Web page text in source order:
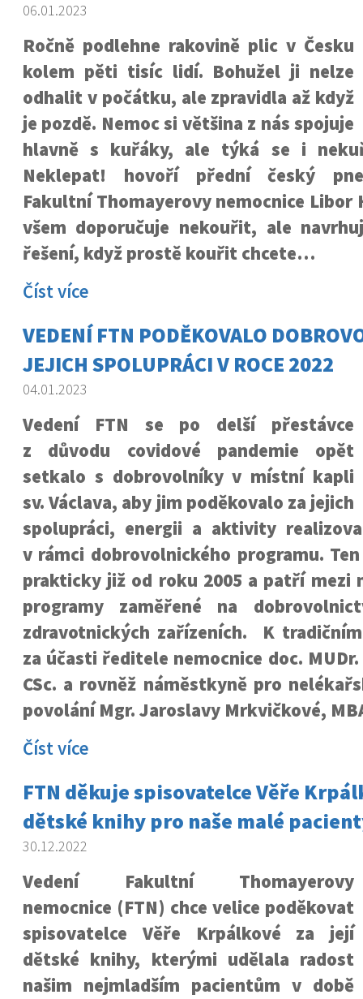
06.01.2023
Ročně podlehne rakovině plic v Česku
kolem pěti tisíc lidí. Bohužel ji nelze
odhalit v počátku, ale zpravidla až když
je pozdě. Nemoc si většina z nás spojuje
hlavně s kuřáky, ale týká se i
Neklepat! hovoří přední český
Fakultní Thomayerovy nemocnice Libor
všem doporučuje nekouřit, ale
řešení, když prostě kouřit chcete…
Číst více
VEDENÍ FTN PODĚKOVALO
JEJICH SPOLUPRÁCI V ROCE 2022
04.01.2023
Vedení FTN se po delší přestávce
z důvodu covidové pandemie opět
setkalo s dobrovolníky v místní kapli
sv. Václava, aby jim poděkovalo za jejich
spolupráci, energii a aktivity
v rámci dobrovolnického programu.
prakticky již od roku 2005 a patří mezi
programy zaměřené na
zdravotnických zařízeních. K
za účasti ředitele nemocnice doc.
CSc. a rovněž náměstkyně pro
povolání Mgr. Jaroslavy Mrkvičkové,
Číst více
FTN děkuje spisovatelce Věře
dětské knihy pro naše malé
30.12.2022
Vedení Fakultní Thomayerovy
nemocnice (FTN) chce velice poděkovat
spisovatelce Věře Krpálkové za její
dětské knihy, kterými udělala radost
našim nejmladším pacientům v době